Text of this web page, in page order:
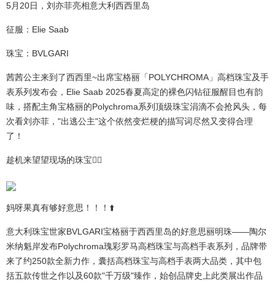
5月20日，刘亦菲亮相意大利西西里岛
征服：Elie Saab
珠宝：BVLGARI
茜茜公主来到了西西里~出席宝格丽「POLYCHROMA」高档珠宝及手
表系列发布会，Elie Saab 2025春夏高定的裸色闪钻征服醒目也有韵
味，搭配主角宝格丽的Polychroma系列顶级珠宝涓滴不会抢风头，每
次看刘亦菲，"出逃公主"这个依然变烂梗的描写词尽然又变得合理
了！
趁机来望望现场的珠宝👇🏻
妈呀果真有够好意思！！！⬆️
意大利珠宝世家BVLGARI宝格丽于西西里岛的好意思丽明珠——陶尔
米纳魁岸发布Polychroma瑰彩罗马高档珠宝与高档手表系列，品牌带
来了约250款全新力作，囊括高档珠宝与高档手表两大品类，其中包
括五款传世之作以及60款"千万级"臻作，始创品牌史上此类展出作品